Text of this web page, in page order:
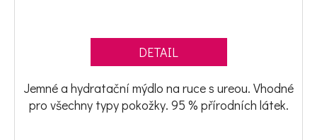
DETAIL
Jemné a hydratační mýdlo na ruce s ureou. Vhodné
pro všechny typy pokožky. 95 % přírodních látek.